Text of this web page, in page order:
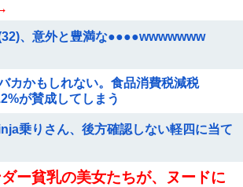
、意外と豊満な●●●●wwwwwww
カかもしれない。食品消費税減税
が賛成してしまう
乗りさん、後方確認しない軽四に当て
ー貧乳の美女たちが、ヌードに